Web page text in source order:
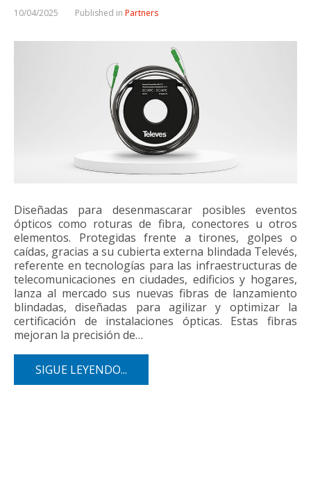
10/04/2025 Published in Partners
Diseñadas para desenmascarar posibles eventos
ópticos como roturas de fibra, conectores u otros
elementos. Protegidas frente a tirones, golpes o
caídas, gracias a su cubierta externa blindada Televés,
referente en tecnologías para las infraestructuras de
telecomunicaciones en ciudades, edificios y hogares,
lanza al mercado sus nuevas fibras de lanzamiento
blindadas, diseñadas para agilizar y optimizar la
certificación de instalaciones ópticas. Estas fibras
mejoran la precisión de…
SIGUE LEYENDO...